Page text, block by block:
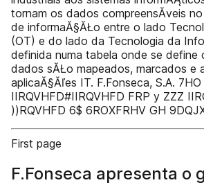
tornam os dados compreensĂ­veis
de informaĂ§ĂŁo entre o lado
(OT) e do lado da Tecnologia da
definida numa tabela onde se define
dados sĂŁo mapeados, marcados e
aplicaĂ§Ăľes IT. F.Fonseca, S.A.
IIRQVHFD#IIRQVHFD FRP y ZZZ
))RQVHFD 6$ 6ROXFRHV GH
First page
F.Fonseca apresenta o